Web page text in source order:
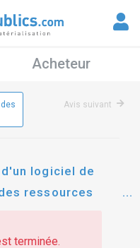
Acheteur
Avis suivant
logiciel de
ressources
terminée.